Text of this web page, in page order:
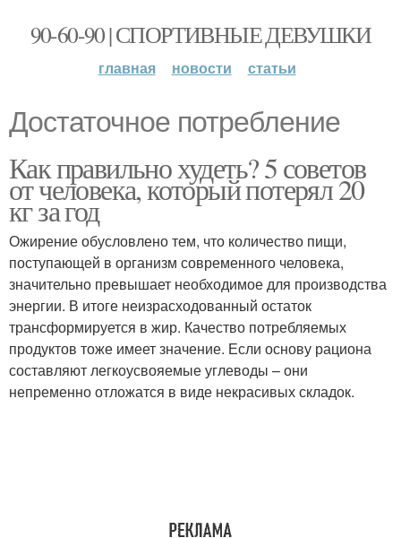
90-60-90 | СПОРТИВНЫЕ ДЕВУШКИ
главная новости статьи
Достаточное потребление
Как правильно худеть? 5 советов
от человека, который потерял 20
кг за год
Ожирение обусловлено тем, что количество пищи,
поступающей в организм современного человека,
значительно превышает необходимое для производства
энергии. В итоге неизрасходованный остаток
трансформируется в жир. Качество потребляемых
продуктов тоже имеет значение. Если основу рациона
составляют легкоусвояемые углеводы – они
непременно отложатся в виде некрасивых складок.